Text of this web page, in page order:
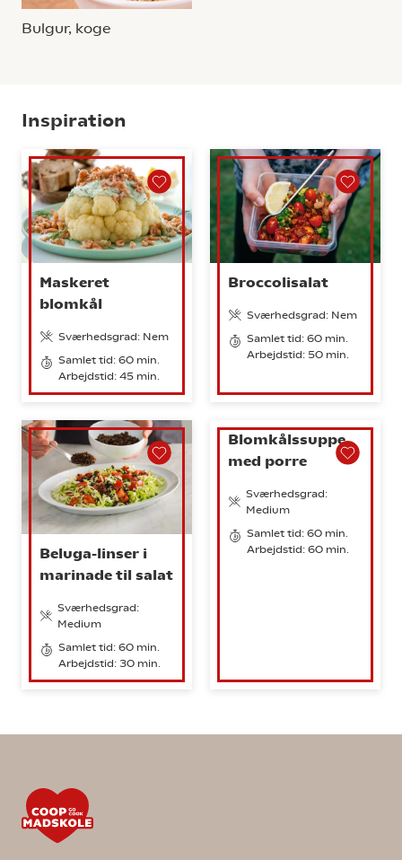
Bulgur, koge
Inspiration
Maskeret
blomkål
Sværhedsgrad: Nem
Samlet tid: 60 min.
Arbejdstid: 45 min.
Broccolisalat
Sværhedsgrad: Nem
Samlet tid: 60 min.
Arbejdstid: 50 min.
Beluga-linser i
marinade til salat
Sværhedsgrad:
Medium
Samlet tid: 60 min.
Arbejdstid: 30 min.
Blomkålssuppe
med porre
Sværhedsgrad:
Medium
Samlet tid: 60 min.
Arbejdstid: 60 min.